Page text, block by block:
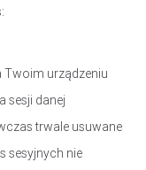
Twoim urządzeniu
sesji danej
trwale usuwane
sesyjnych nie